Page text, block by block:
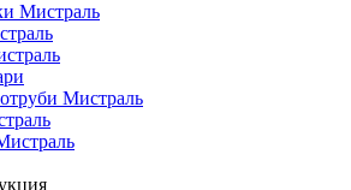
Мистраль
Мистраль